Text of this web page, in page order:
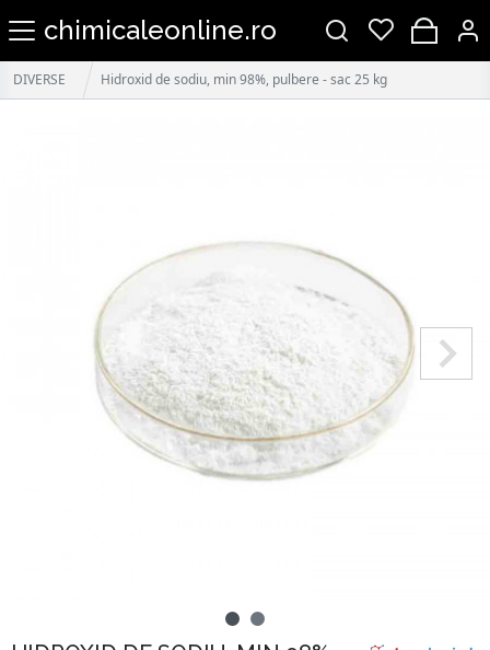
chimicaleonline.ro
DIVERSE Hidroxid de sodiu, min 98%, pulbere - sac 25 kg